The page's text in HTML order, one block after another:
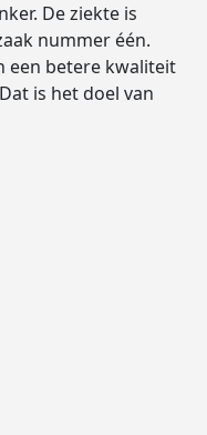
De ziekte is
nummer één.
een betere kwaliteit
is het doel van